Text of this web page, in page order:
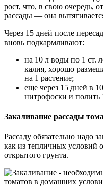
рост, что, в свою очередь,
рассады — она
Через 15 дней после
вновь подкармливают:
на 10 л воды по 1 ст.
калия, хорошо
на 1 растение;
еще через 15 дней в
нитрофоски и полить
Закаливание рассады
Рассаду обязательно надо
как из тепличных условий
открытого грунта.